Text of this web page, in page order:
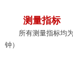
测量指标
所有测量指标均
钟）